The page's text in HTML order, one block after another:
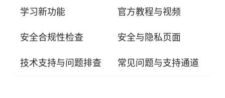
学习新功能 官方教程与视频
安全合规性检查 安全与隐私页面
技术支持与问题排查 常见问题与支持通道